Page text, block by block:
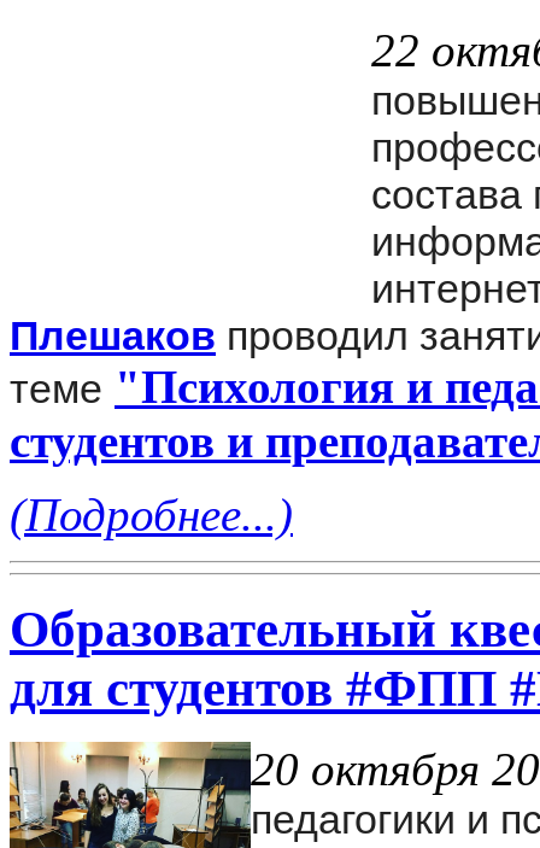
22
состава
Плешаков проводил
теме "Психология и
студентов и
(Подробнее...)
Образовательный
для студентов
20 октября
педагогики и